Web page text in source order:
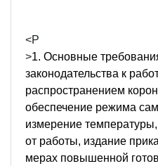
<P
>1. Основные
законодательства к
распространением
обеспечение режима
измерение
от работы, издание
мерах повышенной